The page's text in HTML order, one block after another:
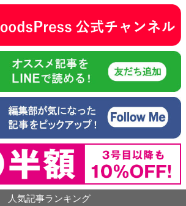
人気記事ランキング